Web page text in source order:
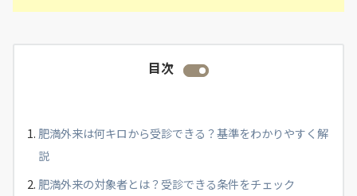
目次
肥満外来は何キロから受診できる？基準をわかりやすく解
説
肥満外来の対象者とは？受診できる条件をチェック